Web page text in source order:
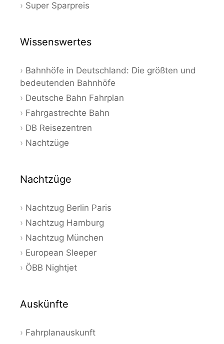
Super Sparpreis
Wissenswertes
Bahnhöfe in Deutschland: Die größten und
bedeutenden Bahnhöfe
Deutsche Bahn Fahrplan
Fahrgastrechte Bahn
DB Reisezentren
Nachtzüge
Nachtzüge
Nachtzug Berlin Paris
Nachtzug Hamburg
Nachtzug München
European Sleeper
ÖBB Nightjet
Auskünfte
Fahrplanauskunft